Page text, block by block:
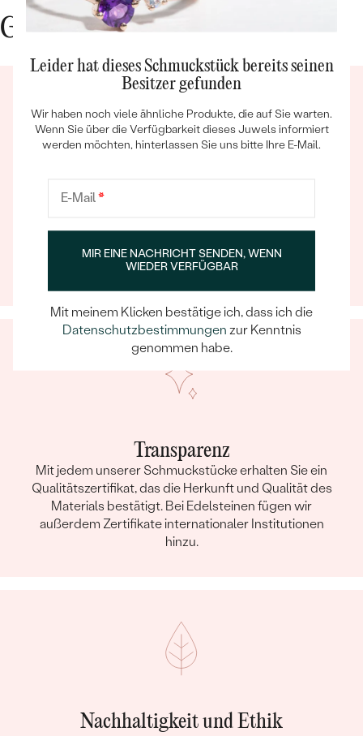
Bestseller
ANSEHEN
Gute Gründe für Eppi
Ein Eppi-sches Erlebnis
Wenn Sie online oder persönlich einkaufen, können Sie
sich darauf verlassen, dass unser Team dafür sorgt,
dass schon die Auswahl eines Schmuckstücks zu
einem unvergesslichen Erlebnis wird.
Transparenz
Mit jedem unserer Schmuckstücke erhalten Sie ein
Qualitätszertifikat, das die Herkunft und Qualität des
Materials bestätigt. Bei Edelsteinen fügen wir
außerdem Zertifikate internationaler Institutionen
hinzu.
Nachhaltigkeit und Ethik
Leider hat dieses Schmuckstück bereits seinen
Besitzer gefunden
Wir haben noch viele ähnliche Produkte, die auf Sie warten.
Wenn Sie über die Verfügbarkeit dieses Juwels informiert
werden möchten, hinterlassen Sie uns bitte Ihre E-Mail.
E-Mail*
MIR EINE NACHRICHT SENDEN, WENN
WIEDER VERFÜGBAR
Mit meinem Klicken bestätige ich, dass ich die
Datenschutzbestimmungen zur Kenntnis
genommen habe.